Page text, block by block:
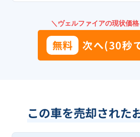
＼ヴェルファイアの現状価
無料 次へ(30秒
この車を売却された